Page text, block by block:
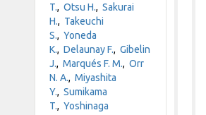
T.,Otsu H.,Sakurai
H., Takeuchi
S.,Yoneda
K.,Delaunay F.,Gibelin
J.,Marqués F. M.,Orr
N. A.,Miyashita
Y.,Sumikama
T.,Yoshinaga